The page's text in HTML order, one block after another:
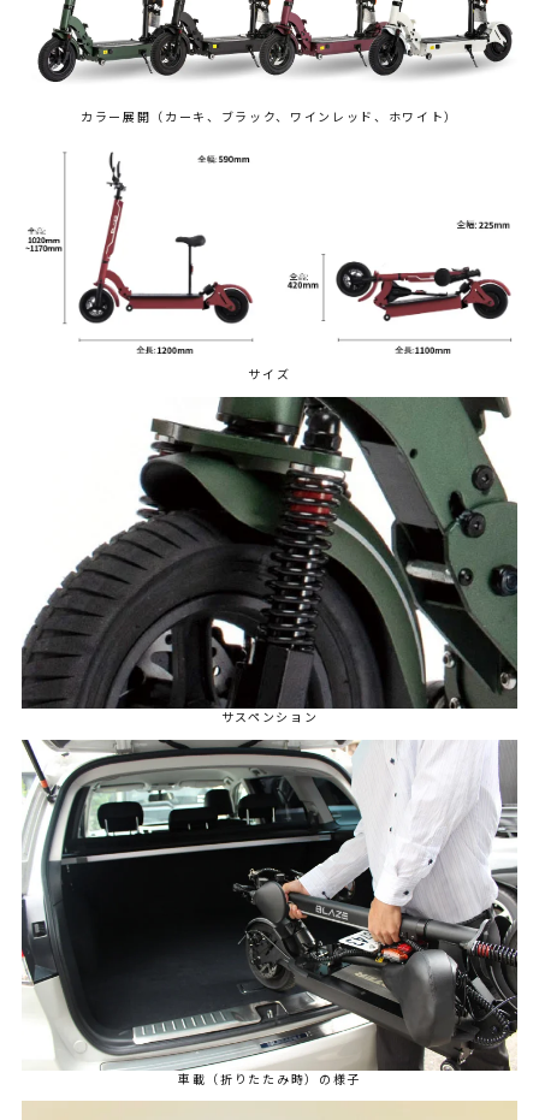
カラー展開（カーキ、ブラック、ワインレッド、ホワイト）
サイズ
サスペンション
車載（折りたたみ時）の様子